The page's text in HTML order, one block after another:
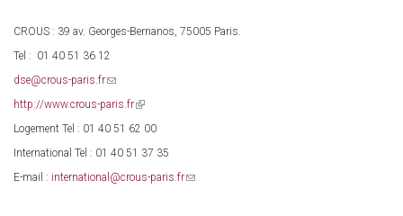
CROUS : 39 av. Georges-Bernanos, 75005 Paris.
Tel : 01 40 51 36 12
dse@crous-paris.fr(link
e-
mail)
http://www.crous-paris.fr(link
external)
Logement Tel : 01 40 51 62 00
International Tel : 01 40 51 37 35
E-mail : international@crous-paris.fr(link